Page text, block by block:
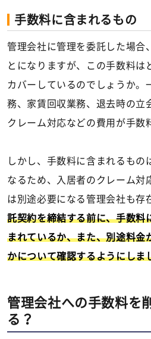
手数料に含まれるもの
管理会社に管理を委託した場合
とになりますが、この手数料は
カバーしているのでしょうか。
務、家賃回収業務、退去時の立
クレーム対応などの費用が手数
しかし、手数料に含まれるもの
なるため、入居者のクレーム対
は別途必要になる管理会社も存
託契約を締結する前に、手数料
まれているか、また、別途料金
かについて確認するようにしま
管理会社への手数料を
る？